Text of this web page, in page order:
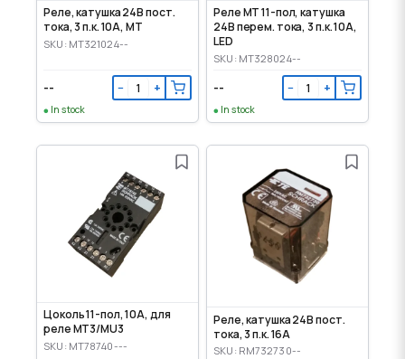
Реле, катушка 24В пост.
тока, 3 п.к. 10А, MT
SKU: MT321024--
-- − +
In stock
Реле MT 11-пол, катушка
24В перем. тока, 3 п.к. 10А,
LED
SKU: MT328024--
-- − +
In stock
Цоколь 11-пол, 10А, для
реле MT3/MU3
SKU: MT78740---
Реле, катушка 24В пост.
тока, 3 п.к. 16А
SKU: RM732730--